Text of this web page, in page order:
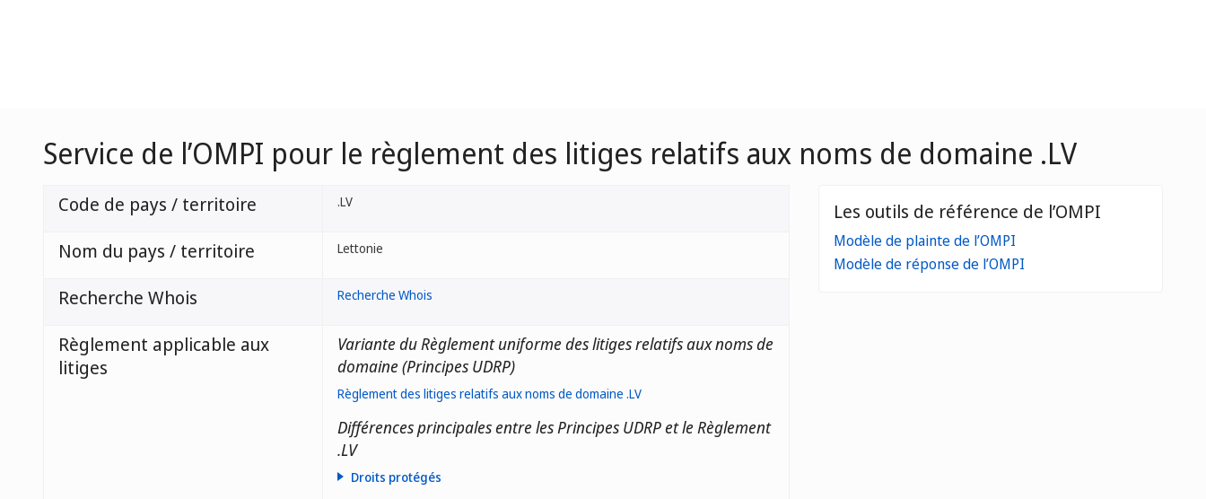
Service de l’OMPI pour le règlement des litiges relatifs aux noms de domaine .LV
Code de pays / territoire .LV
Nom du pays / territoire Lettonie
Recherche Whois Recherche Whois
Règlement applicable aux
litiges
Variante du Règlement uniforme des litiges relatifs aux noms de
domaine (Principes UDRP)
Règlement des litiges relatifs aux noms de domaine .LV
Différences principales entre les Principes UDRP et le Règlement
.LV
Droits protégés
Les outils de référence de l’OMPI
Modèle de plainte de l’OMPI
Modèle de réponse de l’OMPI